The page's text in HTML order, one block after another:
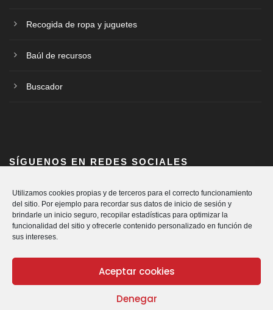
Utilizamos cookies propias y de terceros para el correcto funcionamiento
del sitio. Por ejemplo para recordar sus datos de inicio de sesión y
brindarle un inicio seguro, recopilar estadísticas para optimizar la
funcionalidad del sitio y ofrecerle contenido personalizado en función de
sus intereses.
Aceptar cookies
Denegar
Recogida de ropa y juguetes
Baúl de recursos
Buscador
SÍGUENOS EN REDES SOCIALES
© Cáritas Diocesana de Vitoria.